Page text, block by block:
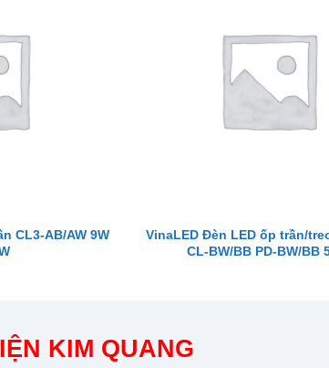
CL3-AB/AW 9W
VinaLED Đèn LED ốp trần/
CL-BW/BB PD-BW/BB
KIM QUANG